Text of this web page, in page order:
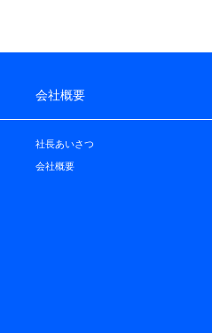
会社概要
社長あいさつ
会社概要